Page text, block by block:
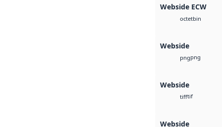
Webside ECW
octetbin
Webside
pngpng
Webside
tifftif
Webside